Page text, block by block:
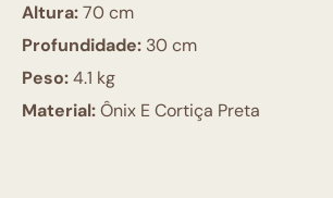
Altura:70 cm
Profundidade: 30 cm
Peso:4.1 kg
Material:Ônix E Cortiça Preta